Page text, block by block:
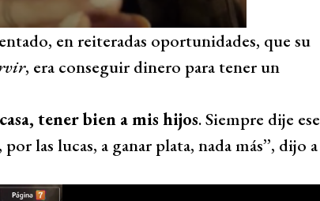
en reiteradas oportunidades, que su
, era conseguir dinero para tener un
tener bien a mis hijos. Siempre dije ese
las lucas, a ganar plata, nada más’’, dijo a